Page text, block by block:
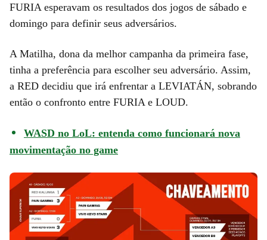
FURIA esperavam os resultados dos jogos de sábado e
domingo para definir seus adversários.
A Matilha, dona da melhor campanha da primeira fase,
tinha a preferência para escolher seu adversário. Assim,
a RED decidiu que irá enfrentar a LEVIATÁN, sobrando
então o confronto entre FURIA e LOUD.
WASD no LoL: entenda como funcionará nova
movimentação no game